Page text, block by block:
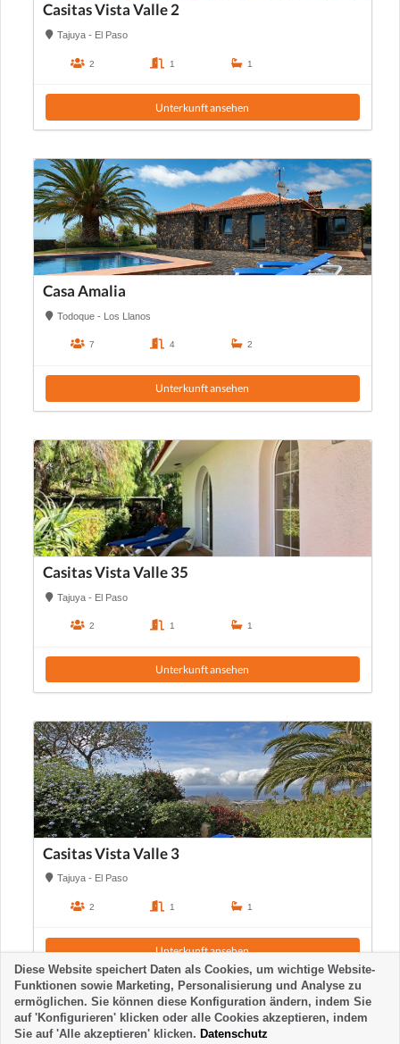
Casitas Vista Valle 2
Tajuya - El Paso
2 1 1
Unterkunft ansehen
Casa Amalia
Todoque - Los Llanos
7 4 2
Unterkunft ansehen
Casitas Vista Valle 35
Tajuya - El Paso
2 1 1
Unterkunft ansehen
Casitas Vista Valle 3
Tajuya - El Paso
2 1 1
Unterkunft ansehen
Diese Website speichert Daten als Cookies, um wichtige Website-
Funktionen sowie Marketing, Personalisierung und Analyse zu
ermöglichen. Sie können diese Konfiguration ändern, indem Sie
auf 'Konfigurieren' klicken oder alle Cookies akzeptieren, indem
Sie auf 'Alle akzeptieren' klicken. Datenschutz